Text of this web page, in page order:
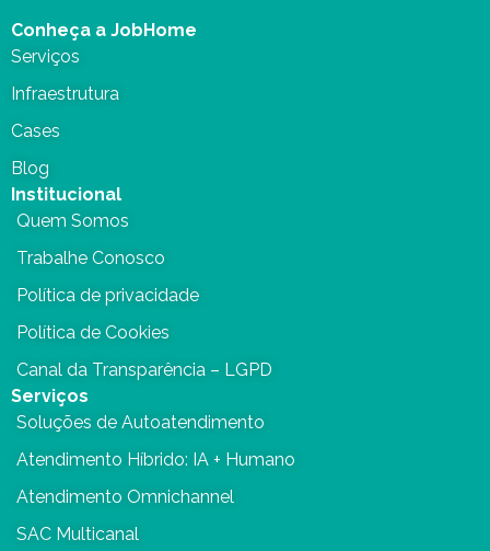
Conheça a JobHome
Serviços
Infraestrutura
Cases
Blog
Institucional
Quem Somos
Trabalhe Conosco
Política de privacidade
Política de Cookies
Canal da Transparência – LGPD
Serviços
Soluções de Autoatendimento
Atendimento Híbrido: IA + Humano
Atendimento Omnichannel
SAC Multicanal